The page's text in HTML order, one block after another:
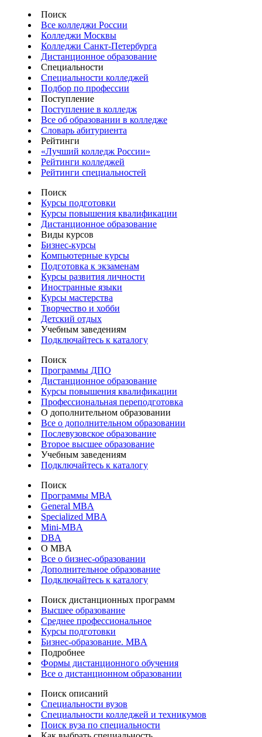
Поиск
Все колледжи России
Колледжи Москвы
Колледжи Санкт-Петербурга
Дистанционное образование
Специальности
Специальности колледжей
Подбор по профессии
Поступление
Поступление в колледж
Все об образовании в колледже
Словарь абитуриента
Рейтинги
«Лучший колледж России»
Рейтинги колледжей
Рейтинги специальностей
Поиск
Курсы подготовки
Курсы повышения квалификации
Дистанционное образование
Виды курсов
Бизнес-курсы
Компьютерные курсы
Подготовка к экзаменам
Курсы развития личности
Иностранные языки
Курсы мастерства
Творчество и хобби
Детский отдых
Учебным заведениям
Подключайтесь к каталогу
Поиск
Программы ДПО
Дистанционное образование
Курсы повышения квалификации
Профессиональная переподготовка
О дополнительном образовании
Все о дополнительном образовании
Послевузовское образование
Второе высшее образование
Учебным заведениям
Подключайтесь к каталогу
Поиск
Программы МВА
General MBA
Specialized MBA
Mini-MBA
DBA
О MBA
Все о бизнес-образовании
Дополнительное образование
Подключайтесь к каталогу
Поиск дистанционных программ
Высшее образование
Среднее профессиональное
Курсы подготовки
Бизнес-образование. MBA
Подробнее
Формы дистанционного обучения
Все о дистанционном образовании
Поиск описаний
Специальности вузов
Специальности колледжей и техникумов
Поиск вуза по специальности